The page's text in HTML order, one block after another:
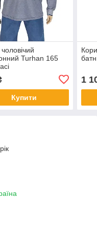
чоловічий
Turhan 165
Купити
1